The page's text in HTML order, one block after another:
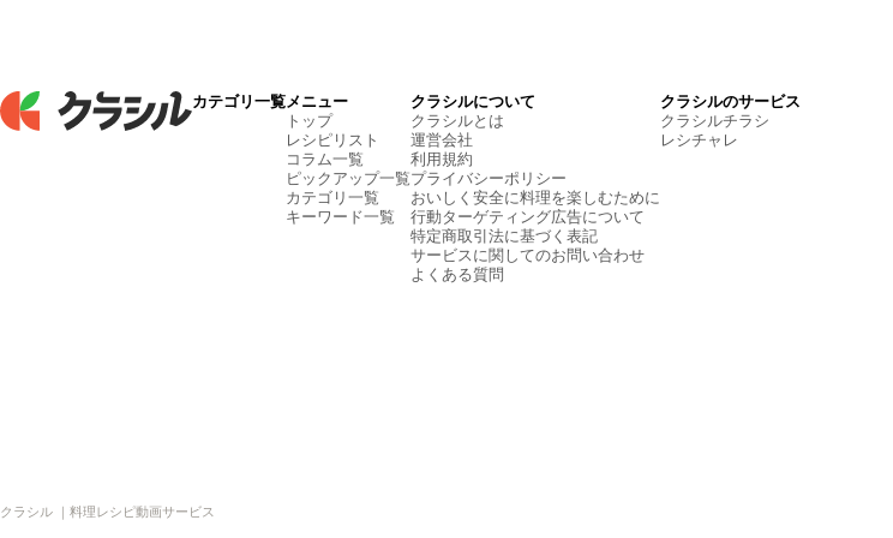
カテゴリ一覧メニュー
トップ
レシピリスト
コラム一覧
ピックアップ一覧
カテゴリ一覧
キーワード一覧
クラシルについて
クラシルとは
運営会社
利用規約
プライバシーポリシー
おいしく安全に料理を楽しむために
行動ターゲティング広告について
特定商取引法に基づく表記
サービスに関してのお問い合わせ
よくある質問
クラシルのサービス
クラシルチラシ
レシチャレ
クラシル ｜料理レシピ動画サービス